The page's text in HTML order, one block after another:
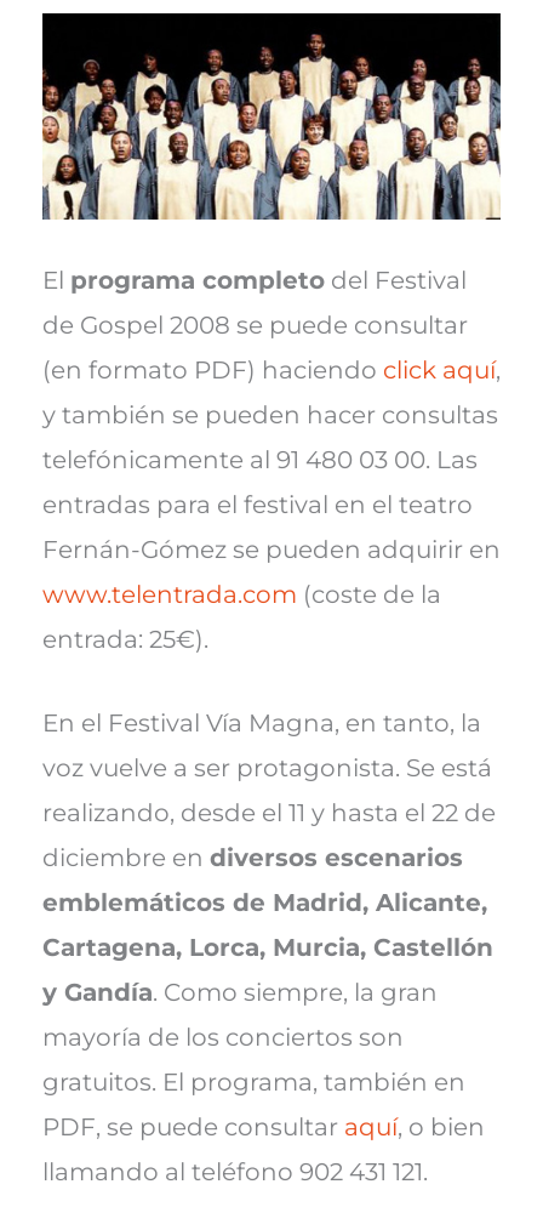
El programa completodel Festival
de Gospel 2008 se puede consultar
(en formato PDF) haciendo click aquí,
y también se pueden hacer consultas
telefónicamente al 91 480 03 00. Las
entradas para el festival en el teatro
Fernán-Gómez se pueden adquirir en
www.telentrada.com (coste de la
entrada: 25€).
En el Festival Vía Magna, en tanto, la
voz vuelve a ser protagonista. Se está
realizando, desde el 11 y hasta el 22 de
diciembre en diversos escenarios
emblemáticos de Madrid, Alicante,
Cartagena, Lorca, Murcia, Castellón
y Gandía. Como siempre, la gran
mayoría de los conciertos son
gratuitos. El programa, también en
PDF, se puede consultar aquí, o bien
llamando al teléfono 902 431 121.